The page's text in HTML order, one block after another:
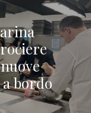
bordo